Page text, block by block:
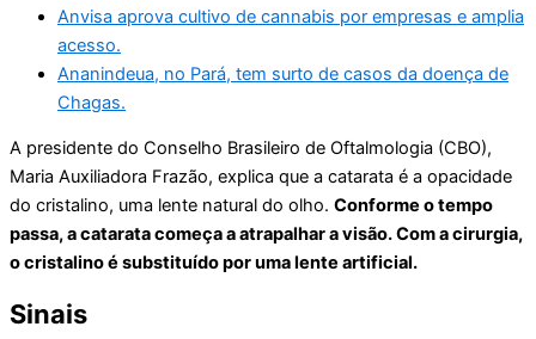
Anvisa aprova cultivo de cannabis por empresas e amplia
acesso.
Ananindeua, no Pará, tem surto de casos da doença de
Chagas.
A presidente do Conselho Brasileiro de Oftalmologia (CBO),
Maria Auxiliadora Frazão, explica que a catarata é a opacidade
do cristalino, uma lente natural do olho. Conforme o tempo
passa, a catarata começa a atrapalhar a visão. Com a cirurgia,
o cristalino é substituído por uma lente artificial.
Sinais